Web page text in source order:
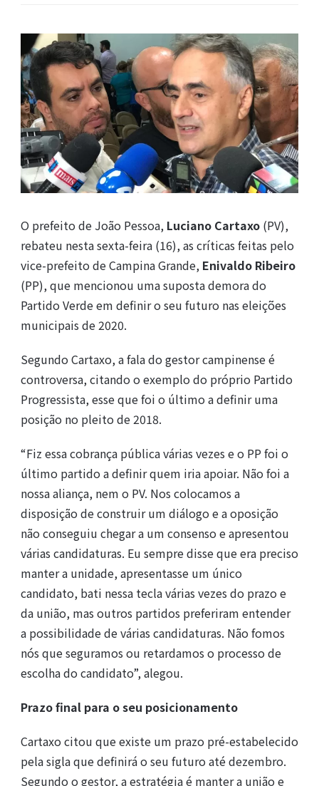
O prefeito de João Pessoa, Luciano Cartaxo(PV),
rebateu nesta sexta-feira (16), as críticas feitas pelo
vice-prefeito de Campina Grande, Enivaldo Ribeiro
(PP), que mencionou uma suposta demora do
Partido Verde em definir o seu futuro nas eleições
municipais de 2020.
Segundo Cartaxo, a fala do gestor campinense é
controversa, citando o exemplo do próprio Partido
Progressista, esse que foi o último a definir uma
posição no pleito de 2018.
“Fiz essa cobrança pública várias vezes e o PP foi o
último partido a definir quem iria apoiar. Não foi a
nossa aliança, nem o PV. Nos colocamos a
disposição de construir um diálogo e a oposição
não conseguiu chegar a um consenso e apresentou
várias candidaturas. Eu sempre disse que era preciso
manter a unidade, apresentasse um único
candidato, bati nessa tecla várias vezes do prazo e
da união, mas outros partidos preferiram entender
a possibilidade de várias candidaturas. Não fomos
nós que seguramos ou retardamos o processo de
escolha do candidato”, alegou.
Prazo final para o seu posicionamento
Cartaxo citou que existe um prazo pré-estabelecido
pela sigla que definirá o seu futuro até dezembro.
Segundo o gestor, a estratégia é manter a união e